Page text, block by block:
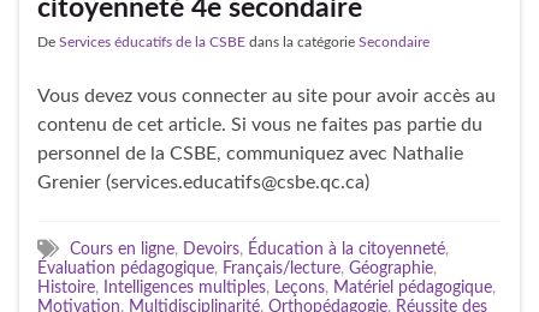
citoyenneté 4e secondaire
De Services éducatifs de la CSBE dans la catégorie Secondaire
Vous devez vous connecter au site pour avoir accès au
contenu de cet article. Si vous ne faites pas partie du
personnel de la CSBE, communiquez avec Nathalie
Grenier (services.educatifs@csbe.qc.ca)
Cours en ligne, Devoirs, Éducation à la citoyenneté,
Évaluation pédagogique, Français/lecture, Géographie,
Histoire, Intelligences multiples, Leçons, Matériel pédagogique,
Motivation, Multidisciplinarité, Orthopédagogie, Réussite des